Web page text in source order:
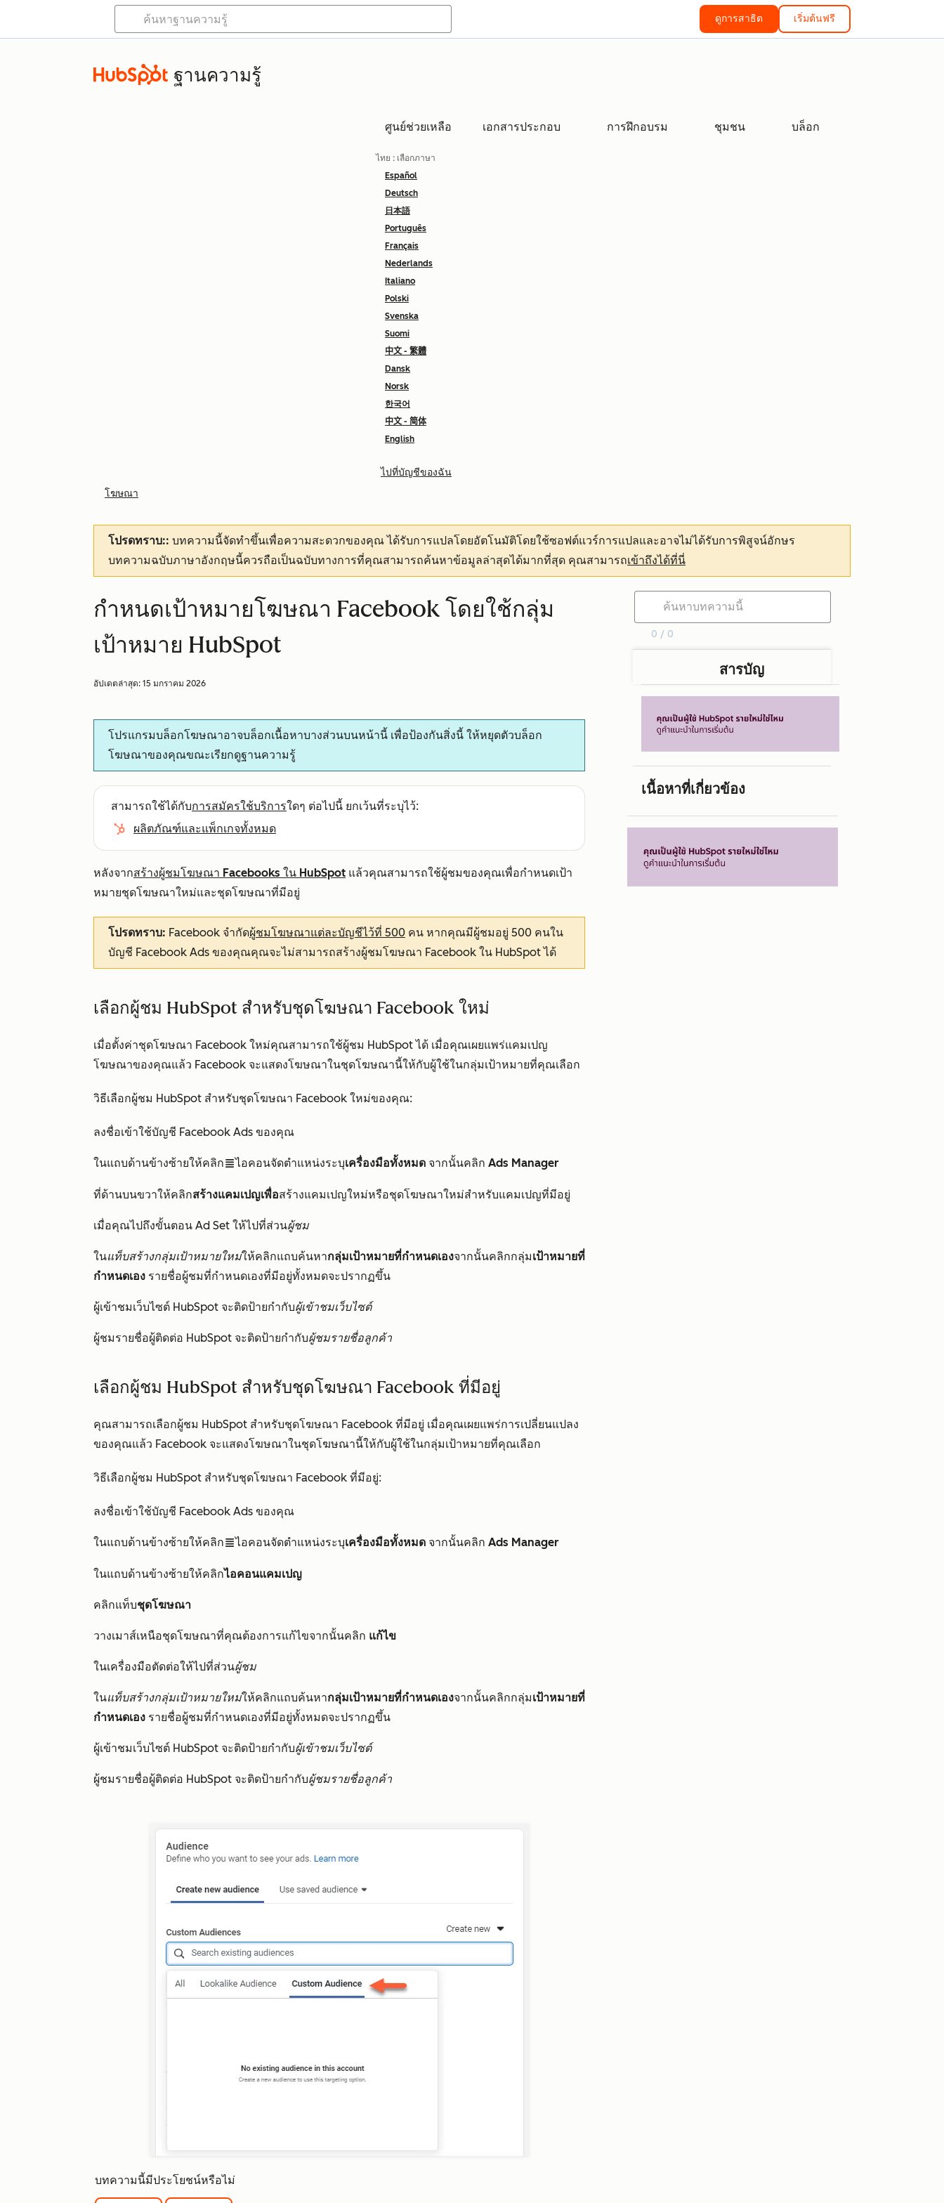
ดูการสาธิต เริ่มต้นฟรี
ฐานความรู้
ศูนย์ช่วยเหลือ เอกสารประกอบ การฝึกอบรม ชุมชน บล็อก
ไทย : เลือกภาษา
Español
Deutsch
日本語
Português
Français
Nederlands
Italiano
Polski
Svenska
Suomi
中文 - 繁體
Dansk
Norsk
한국어
中文 - 简体
English
ไปที่บัญชีของฉัน
โฆษณา
โปรดทราบ:: บทความนี้จัดทำขึ้นเพื่อความสะดวกของคุณได้รับการแปลโดยอัตโนมัติโดยใช้ซอฟต์แวร์การแปลและอาจไม่ได้รับการพิสูจน์อักษร
บทความฉบับภาษาอังกฤษนี้ควรถือเป็นฉบับทางการที่คุณสามารถค้นหาข้อมูลล่าสุดได้มากที่สุด คุณสามารถเข้าถึงได้ที่นี่
กำหนดเป้าหมายโฆษณา Facebook โดยใช้กลุ่ม
เป้าหมาย HubSpot
อัปเดตล่าสุด: 15 มกราคม 2026
โปรแกรมบล็อกโฆษณาอาจบล็อกเนื้อหาบางส่วนบนหน้านี้ เพื่อป้องกันสิ่งนี้ ให้หยุดตัวบล็อก
โฆษณาของคุณขณะเรียกดูฐานความรู้
สามารถใช้ได้กับการสมัครใช้บริการใดๆ ต่อไปนี้ ยกเว้นที่ระบุไว้:
ผลิตภัณฑ์และแพ็กเกจทั้งหมด
หลังจากสร้างผู้ชมโฆษณา Facebooks ใน HubSpot แล้วคุณสามารถใช้ผู้ชมของคุณเพื่อกำหนดเป้า
หมายชุดโฆษณาใหม่และชุดโฆษณาที่มีอยู่
โปรดทราบ: Facebook จำกัดผู้ชมโฆษณาแต่ละบัญชีไว้ที่ 500 คน หากคุณมีผู้ชมอยู่ 500 คนใน
บัญชี Facebook Ads ของคุณคุณจะไม่สามารถสร้างผู้ชมโฆษณา Facebook ใน HubSpot ได้
เลือกผู้ชม HubSpot สำหรับชุดโฆษณา Facebook ใหม่
เมื่อตั้งค่าชุดโฆษณา Facebook ใหม่คุณสามารถใช้ผู้ชม HubSpot ได้ เมื่อคุณเผยแพร่แคมเปญ
โฆษณาของคุณแล้ว Facebook จะแสดงโฆษณาในชุดโฆษณานี้ให้กับผู้ใช้ในกลุ่มเป้าหมายที่คุณเลือก
วิธีเลือกผู้ชม HubSpot สำหรับชุดโฆษณา Facebook ใหม่ของคุณ:
ลงชื่อเข้าใช้บัญชี Facebook Ads ของคุณ
ในแถบด้านข้างซ้ายให้คลิกalignJustifyไอคอนจัดตำแหน่งระบุเครื่องมือทั้งหมด จากนั้นคลิก Ads Manager
ที่ด้านบนขวาให้คลิกสร้างแคมเปญเพื่อสร้างแคมเปญใหม่หรือชุดโฆษณาใหม่สำหรับแคมเปญที่มีอยู่
เมื่อคุณไปถึงขั้นตอน Ad Set ให้ไปที่ส่วนผู้ชม
ในแท็บสร้างกลุ่มเป้าหมายใหม่ให้คลิกแถบค้นหากลุ่มเป้าหมายที่กำหนดเองจากนั้นคลิกกลุ่มเป้าหมายที่
กำหนดเอง รายชื่อผู้ชมที่กำหนดเองที่มีอยู่ทั้งหมดจะปรากฏขึ้น
ผู้เข้าชมเว็บไซต์ HubSpot จะติดป้ายกำกับผู้เข้าชมเว็บไซต์
ผู้ชมรายชื่อผู้ติดต่อ HubSpot จะติดป้ายกำกับผู้ชมรายชื่อลูกค้า
เลือกผู้ชม HubSpot สำหรับชุดโฆษณา Facebook ที่มีอยู่
คุณสามารถเลือกผู้ชม HubSpot สำหรับชุดโฆษณา Facebook ที่มีอยู่ เมื่อคุณเผยแพร่การเปลี่ยนแปลง
ของคุณแล้ว Facebook จะแสดงโฆษณาในชุดโฆษณานี้ให้กับผู้ใช้ในกลุ่มเป้าหมายที่คุณเลือก
วิธีเลือกผู้ชม HubSpot สำหรับชุดโฆษณา Facebook ที่มีอยู่:
ลงชื่อเข้าใช้บัญชี Facebook Ads ของคุณ
ในแถบด้านข้างซ้ายให้คลิกalignJustifyไอคอนจัดตำแหน่งระบุเครื่องมือทั้งหมด จากนั้นคลิก Ads Manager
ในแถบด้านข้างซ้ายให้คลิกไอคอนแคมเปญ
คลิกแท็บชุดโฆษณา
วางเมาส์เหนือชุดโฆษณาที่คุณต้องการแก้ไขจากนั้นคลิก แก้ไข
ในเครื่องมือตัดต่อให้ไปที่ส่วนผู้ชม
ในแท็บสร้างกลุ่มเป้าหมายใหม่ให้คลิกแถบค้นหากลุ่มเป้าหมายที่กำหนดเองจากนั้นคลิกกลุ่มเป้าหมายที่
กำหนดเอง รายชื่อผู้ชมที่กำหนดเองที่มีอยู่ทั้งหมดจะปรากฏขึ้น
ผู้เข้าชมเว็บไซต์ HubSpot จะติดป้ายกำกับผู้เข้าชมเว็บไซต์
ผู้ชมรายชื่อผู้ติดต่อ HubSpot จะติดป้ายกำกับผู้ชมรายชื่อลูกค้า
บทความนี้มีประโยชน์หรือไม่
0 / 0
สารบัญ
เนื้อหาที่เกี่ยวข้อง